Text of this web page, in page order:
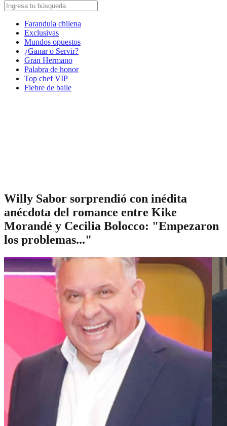
Farandula chilena
Exclusivas
Mundos opuestos
¿Ganar o Servir?
Gran Hermano
Palabra de honor
Top chef VIP
Fiebre de baile
Willy Sabor sorprendió con inédita
anécdota del romance entre Kike
Morandé y Cecilia Bolocco: "Empezaron
los problemas..."